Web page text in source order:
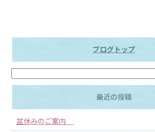
ブログトップ
最近の投稿
盆休みのご案内